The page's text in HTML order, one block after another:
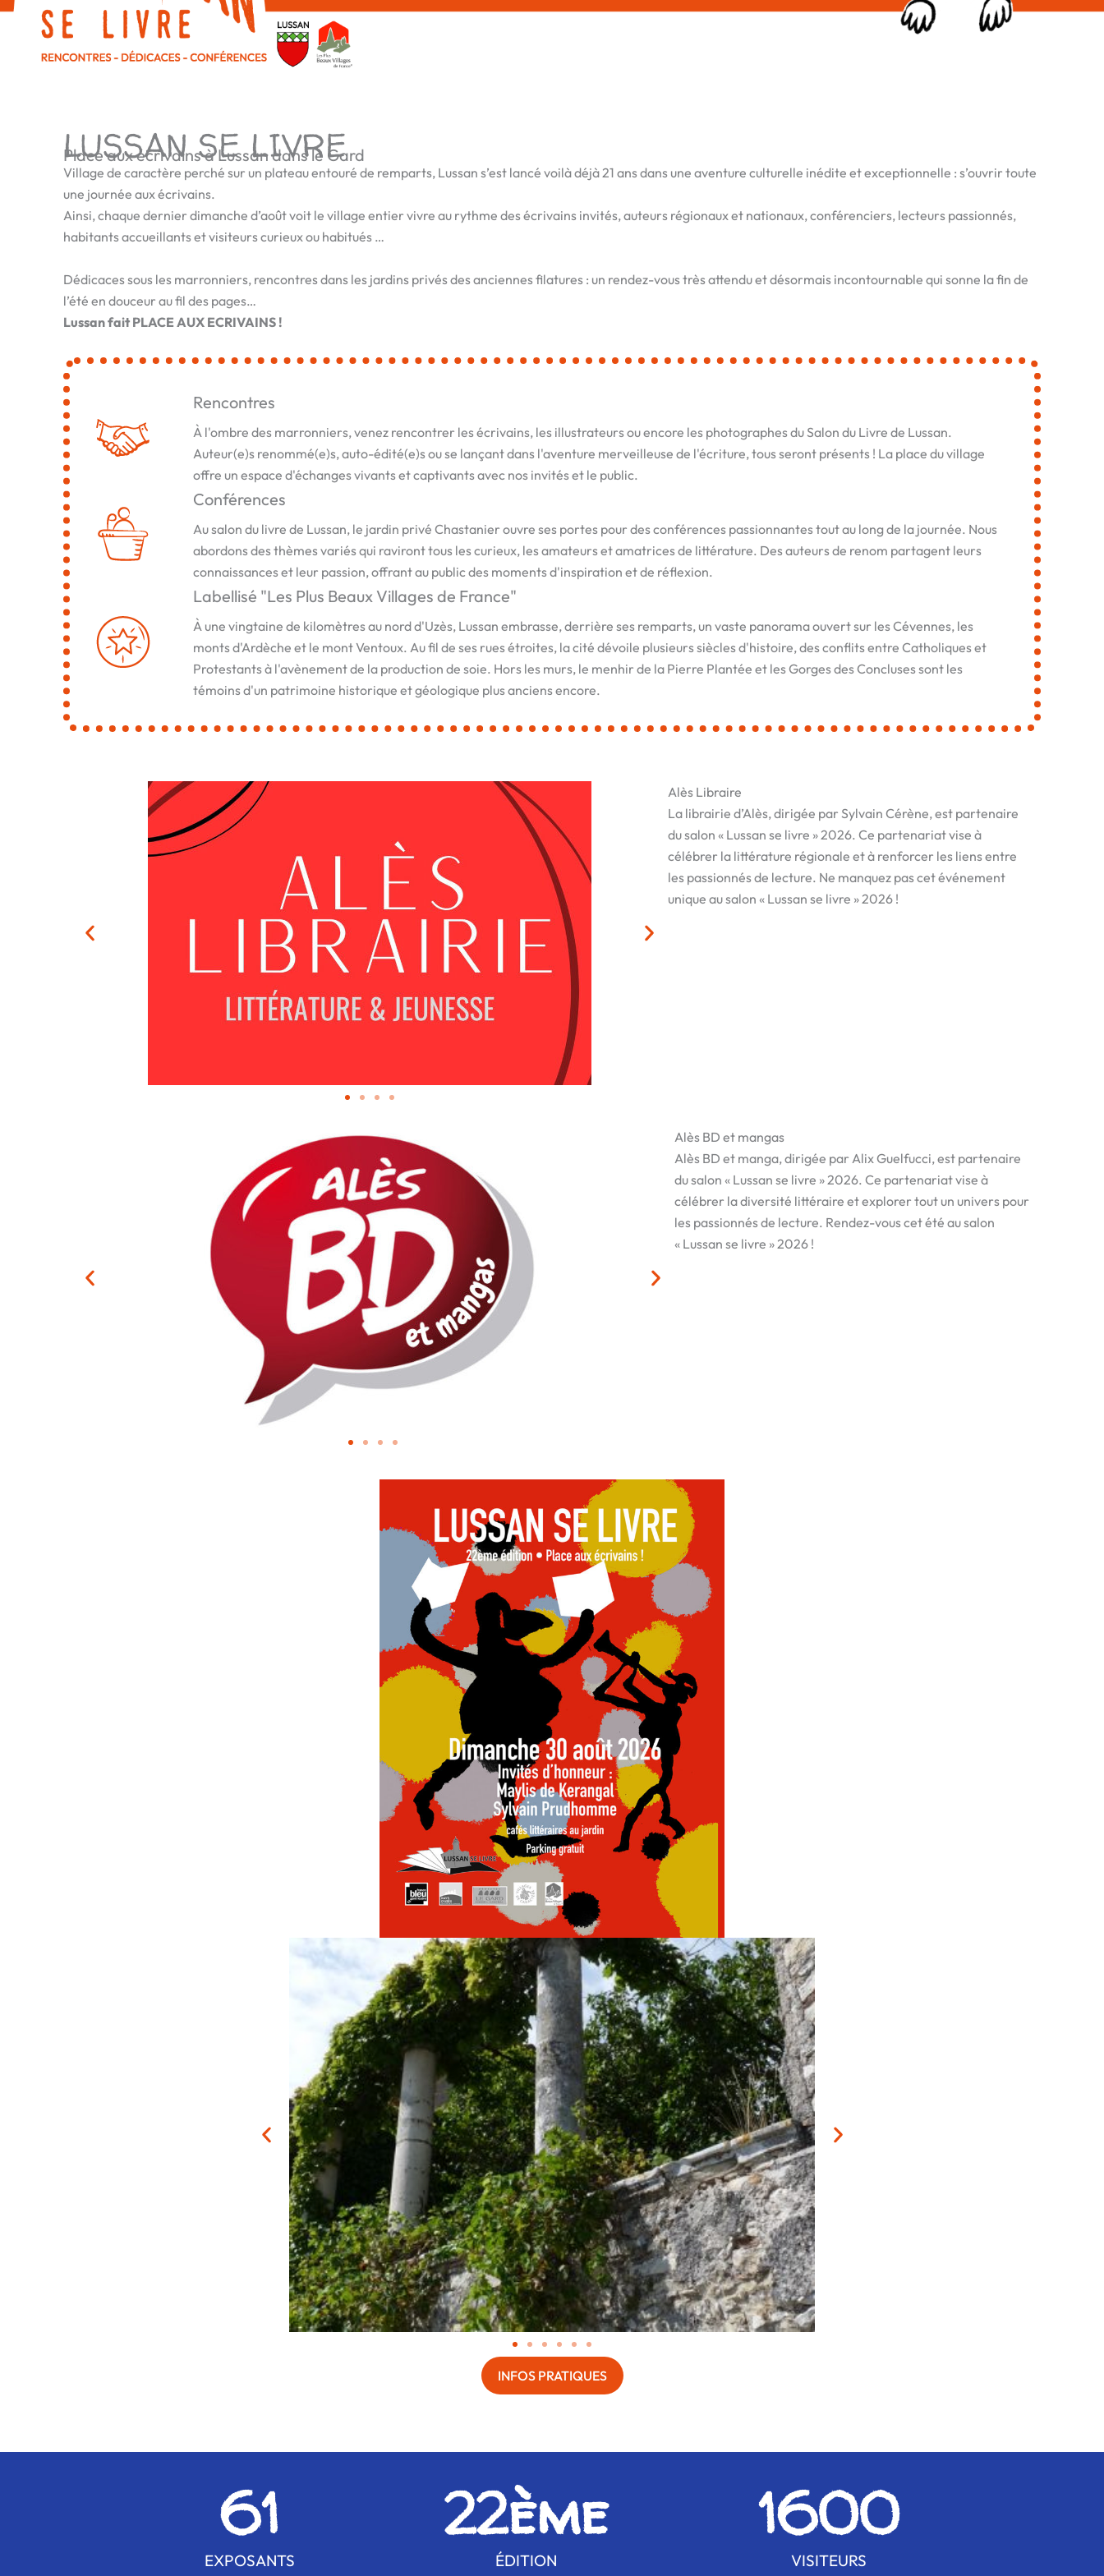
LUSSAN SE LIVRE
Place aux écrivains à Lussan dans le Gard
Village de caractère perché sur un plateau entouré de remparts, Lussan s’est lancé voilà déjà 21 ans dans une aventure culturelle inédite et exceptionnelle : s’ouvrir toute
une journée aux écrivains.
Ainsi, chaque dernier dimanche d’août voit le village entier vivre au rythme des écrivains invités, auteurs régionaux et nationaux, conférenciers, lecteurs passionnés,
habitants accueillants et visiteurs curieux ou habitués …
Dédicaces sous les marronniers, rencontres dans les jardins privés des anciennes filatures : un rendez-vous très attendu et désormais incontournable qui sonne la fin de
l’été en douceur au fil des pages…
Lussan fait PLACE AUX ECRIVAINS !
Rencontres
À l'ombre des marronniers, venez rencontrer les écrivains, les illustrateurs ou encore les photographes du Salon du Livre de Lussan.
Auteur(e)s renommé(e)s, auto-édité(e)s ou se lançant dans l'aventure merveilleuse de l'écriture, tous seront présents ! La place du village
offre un espace d'échanges vivants et captivants avec nos invités et le public.
Conférences
Au salon du livre de Lussan, le jardin privé Chastanier ouvre ses portes pour des conférences passionnantes tout au long de la journée. Nous
abordons des thèmes variés qui raviront tous les curieux, les amateurs et amatrices de littérature. Des auteurs de renom partagent leurs
connaissances et leur passion, offrant au public des moments d'inspiration et de réflexion.
Labellisé "Les Plus Beaux Villages de France"
À une vingtaine de kilomètres au nord d'Uzès, Lussan embrasse, derrière ses remparts, un vaste panorama ouvert sur les Cévennes, les
monts d'Ardèche et le mont Ventoux. Au fil de ses rues étroites, la cité dévoile plusieurs siècles d'histoire, des conflits entre Catholiques et
Protestants à l'avènement de la production de soie. Hors les murs, le menhir de la Pierre Plantée et les Gorges des Concluses sont les
témoins d'un patrimoine historique et géologique plus anciens encore.
Alès Libraire
La librairie d’Alès, dirigée par Sylvain Cérène, est partenaire
du salon « Lussan se livre » 2026. Ce partenariat vise à
célébrer la littérature régionale et à renforcer les liens entre
les passionnés de lecture. Ne manquez pas cet événement
unique au salon « Lussan se livre » 2026 !
Alès BD et mangas
Alès BD et manga, dirigée par Alix Guelfucci, est partenaire
du salon « Lussan se livre » 2026. Ce partenariat vise à
célébrer la diversité littéraire et explorer tout un univers pour
les passionnés de lecture. Rendez-vous cet été au salon
« Lussan se livre » 2026 !
INFOS PRATIQUES
EXPOSANTS
61
ÉDITION
22ème
VISITEURS
1600